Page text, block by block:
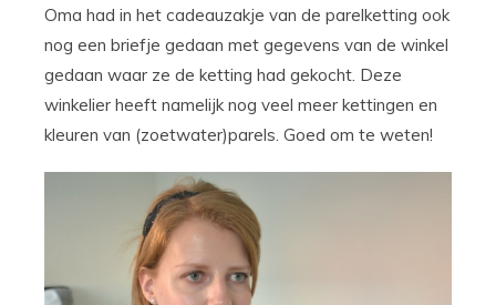
Oma had in het cadeauzakje van de parelketting ook
nog een briefje gedaan met gegevens van de winkel
gedaan waar ze de ketting had gekocht. Deze
winkelier heeft namelijk nog veel meer kettingen en
kleuren van (zoetwater)parels. Goed om te weten!